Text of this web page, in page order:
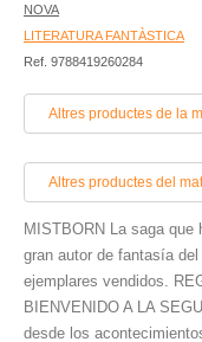
NOVA
LITERATURA FANTÀSTICA
Ref. 9788419260284
Altres productes de la
Altres productes del
MISTBORN La saga que
gran autor de fantasía
ejemplares vendidos.
BIENVENIDO A LA
desde los